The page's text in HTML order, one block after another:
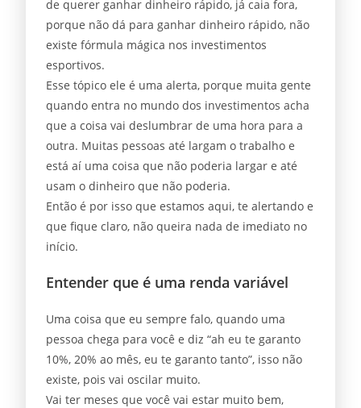
de querer ganhar dinheiro rápido, já caia fora,
porque não dá para ganhar dinheiro rápido, não
existe fórmula mágica nos investimentos
esportivos.
Esse tópico ele é uma alerta, porque muita gente
quando entra no mundo dos investimentos acha
que a coisa vai deslumbrar de uma hora para a
outra. Muitas pessoas até largam o trabalho e
está aí uma coisa que não poderia largar e até
usam o dinheiro que não poderia.
Então é por isso que estamos aqui, te alertando e
que fique claro, não queira nada de imediato no
início.
Entender que é uma renda variável
Uma coisa que eu sempre falo, quando uma
pessoa chega para você e diz “ah eu te garanto
10%, 20% ao mês, eu te garanto tanto”, isso não
existe, pois vai oscilar muito.
Vai ter meses que você vai estar muito bem,